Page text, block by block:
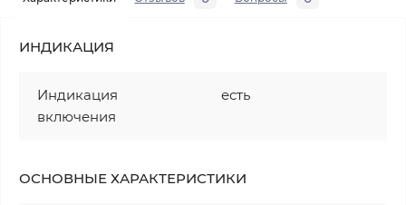
ИНДИКАЦИЯ
Индикация
включения
есть
ОСНОВНЫЕ ХАРАКТЕРИСТИКИ